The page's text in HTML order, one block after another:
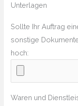
Unterlagen
Sollte Ihr Auftrag
sonstige
hoch:
Waren und